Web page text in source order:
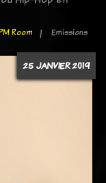
Room Emissions
25 JANVIER 2019